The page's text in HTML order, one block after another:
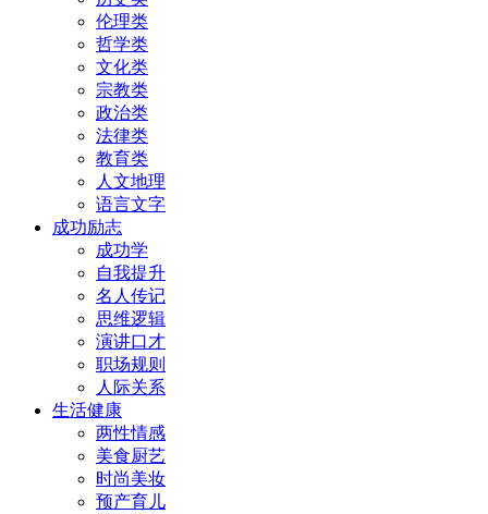
伦理类
哲学类
文化类
宗教类
政治类
法律类
教育类
人文地理
语言文字
成功励志
成功学
自我提升
名人传记
思维逻辑
演讲口才
职场规则
人际关系
生活健康
两性情感
美食厨艺
时尚美妆
预产育儿